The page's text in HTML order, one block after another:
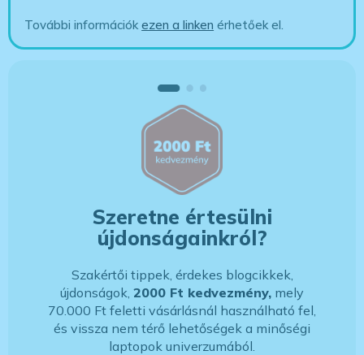
További információkezen a linken érhetőek el.
Szeretne értesülni
újdonságainkról?
Szakértői tippek, érdekes blogcikkek,
újdonságok, 2000 Ft kedvezmény, mely
70.000 Ft feletti vásárlásnál használható fel,
és vissza nem térő lehetőségek a minőségi
laptopok univerzumából.